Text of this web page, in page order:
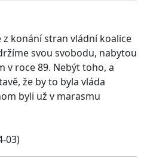
konání stran vládní koalice
svou svobodu, nabytou
v roce 89. Nebýt toho, a
že by to byla vláda
byli už v marasmu
03)